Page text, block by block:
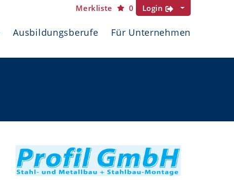
Merkliste 0 Login
Ausbildungsberufe Für Unternehmen